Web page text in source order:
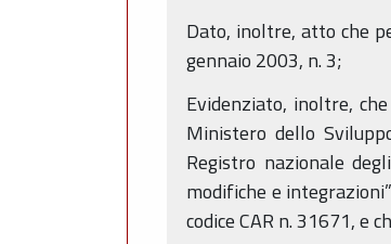
Dato, inoltre, atto che
gennaio 2003, n. 3;
Evidenziato, inoltre,
Ministero dello
Registro nazionale
modifiche e
codice CAR n. 31671, e